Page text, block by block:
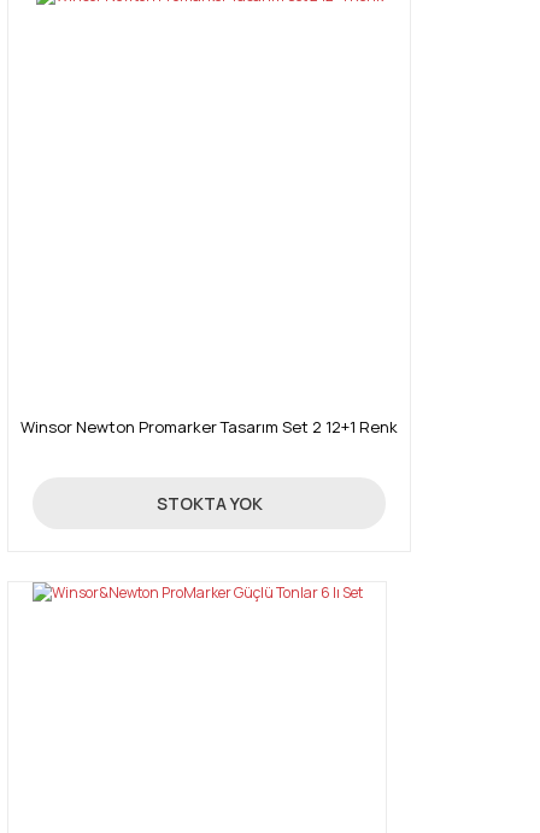
Winsor Newton Promarker Tasarım Set 2 12+1 Renk
214,30 TL
STOKTA YOK